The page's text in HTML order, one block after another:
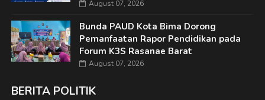
August 07, 2026
Bunda PAUD Kota Bima Dorong
Pemanfaatan Rapor Pendidikan pada
Forum K3S Rasanae Barat
August 07, 2026
BERITA POLITIK